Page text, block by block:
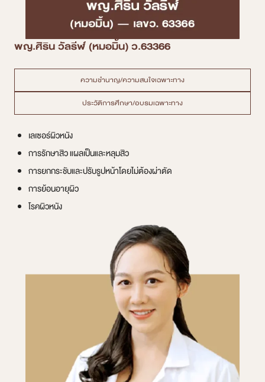
พญ.ศิริน วัลรีฬ์ (หมอมิ้น) ว.63366
ความชำนาญ/ความสนใจเฉพาะทาง
ประวัติการศึกษา/อบรมเฉพาะทาง
เลเซอร์ผิวหนัง
การรักษาสิว แผลเป็นและหลุมสิว
การยกกระชับและปรับรูปหน้าโดยไม่ต้องผ่าตัด
การย้อนอายุผิว
โรคผิวหนัง